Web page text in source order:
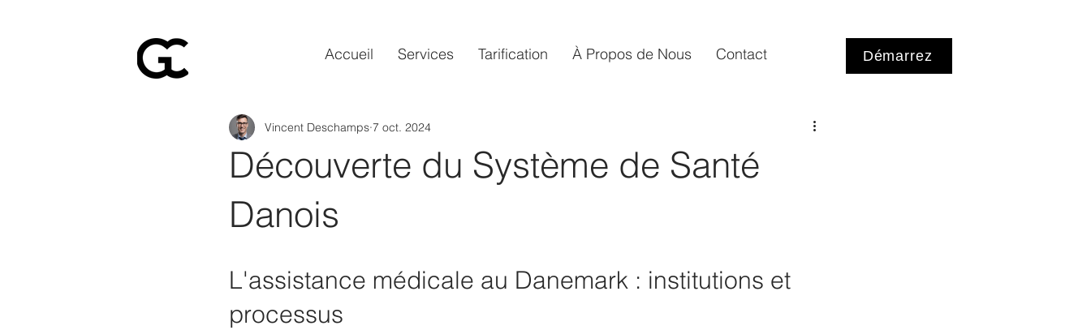
Accueil Services Tarification​ À Propos de Nous Contact Démarrez
Découverte du Système de Santé
Danois
Vincent Deschamps 7 oct. 2024
L'assistance médicale au Danemark : institutions et
processus